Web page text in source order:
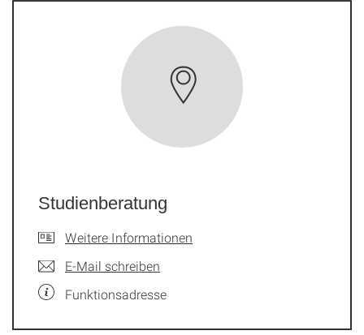
Studienberatung
Weitere Informationen
E-Mail schreiben
Funktionsadresse